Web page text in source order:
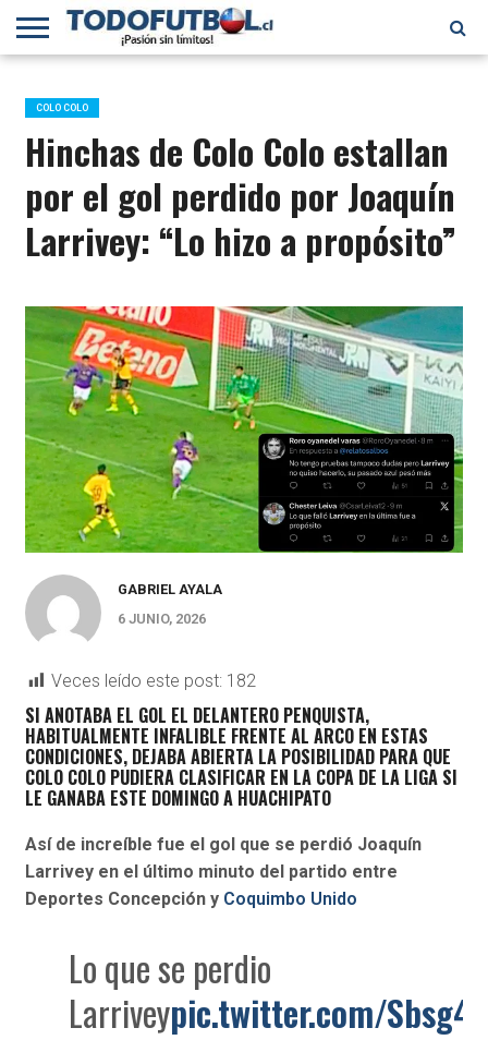
PRIMERA
B
SELECCIÓN
CHILENA
CHILENOS
EN EL
MUNDO
FÚTBOL
INTERNACIONAL
COLO COLO
Hinchas de Colo Colo estallan
por el gol perdido por Joaquín
Larrivey: “Lo hizo a propósito”
GABRIEL AYALA
6 JUNIO, 2026
Veces leído este post: 182
SI ANOTABA EL GOL EL DELANTERO PENQUISTA,
HABITUALMENTE INFALIBLE FRENTE AL ARCO EN ESTAS
CONDICIONES, DEJABA ABIERTA LA POSIBILIDAD PARA QUE
COLO COLO PUDIERA CLASIFICAR EN LA COPA DE LA LIGA SI
LE GANABA ESTE DOMINGO A HUACHIPATO
Así de increíble fue el gol que se perdió Joaquín
Larrivey en el último minuto del partido entre
Deportes Concepción y Coquimbo Unido
Lo que se perdio
Larriveypic.twitter.com/